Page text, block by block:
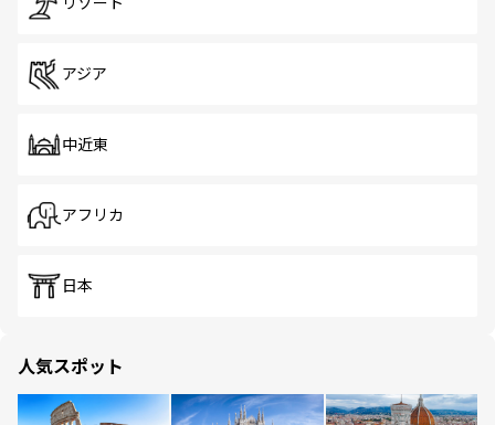
アジア
中近東
アフリカ
日本
人気スポット